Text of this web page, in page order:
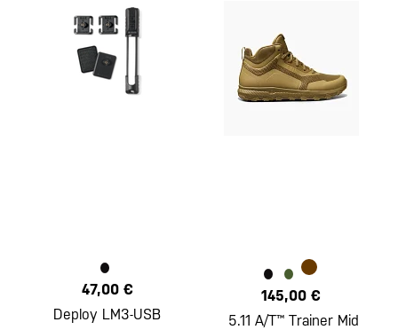
47,00 €
Deploy LM3-USB
145,00 €
5.11 A/T™ Trainer Mid